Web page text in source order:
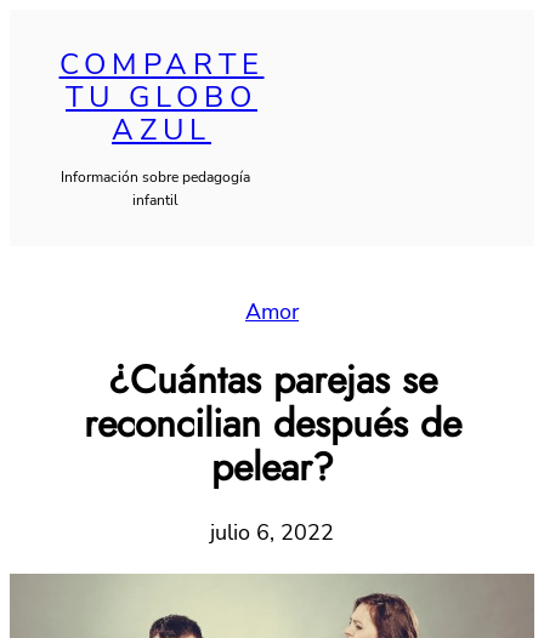
contenido
COMPARTE
TU GLOBO
AZUL
Información sobre pedagogía
infantil
Amor
¿Cuántas parejas se
reconcilian después de
pelear?
julio 6, 2022